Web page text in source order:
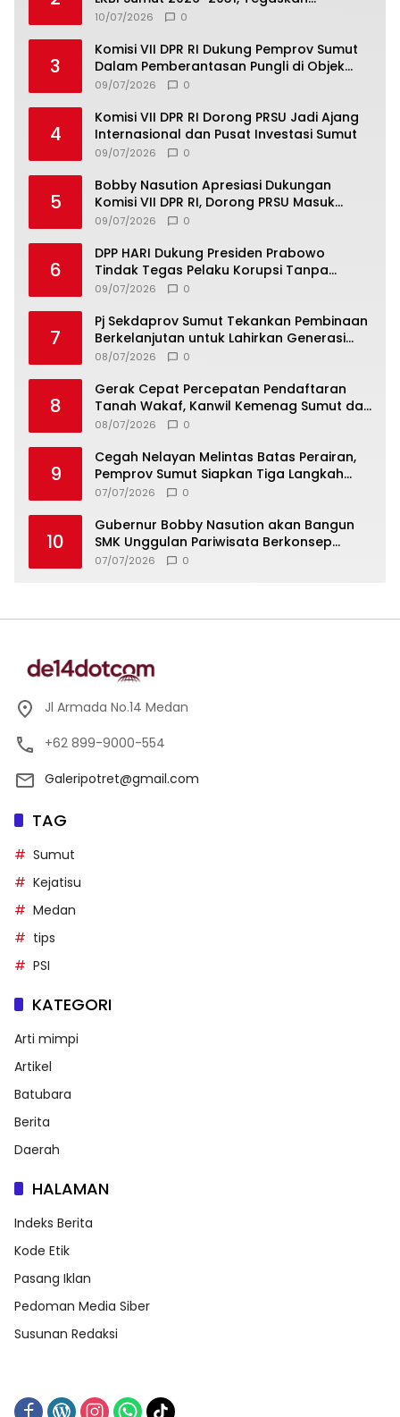
Komitmen Perkuat Toleransi dan
10/07/2026 0
3
Komisi VII DPR RI Dukung Pemprov Sumut
Dalam Pemberantasan Pungli di Objek
Wisata
09/07/2026 0
4
Komisi VII DPR RI Dorong PRSU Jadi Ajang
Internasional dan Pusat Investasi Sumut
09/07/2026 0
5
Bobby Nasution Apresiasi Dukungan
Komisi VII DPR RI, Dorong PRSU Masuk
Kalender Event Nasional
09/07/2026 0
6
DPP HARI Dukung Presiden Prabowo
Tindak Tegas Pelaku Korupsi Tanpa
Tebang Pilih
09/07/2026 0
7
Pj Sekdaprov Sumut Tekankan Pembinaan
Berkelanjutan untuk Lahirkan Generasi
Qurani Berkarakter
08/07/2026 0
8
Gerak Cepat Percepatan Pendaftaran
Tanah Wakaf, Kanwil Kemenag Sumut dan
Lintas Instansi Bahas Draf MoU
08/07/2026 0
9
Cegah Nelayan Melintas Batas Perairan,
Pemprov Sumut Siapkan Tiga Langkah
Strategis
07/07/2026 0
10
Gubernur Bobby Nasution akan Bangun
SMK Unggulan Pariwisata Berkonsep
Boarding School di Samosir
07/07/2026 0
Jl Armada No.14 Medan
+62 899-9000-554
Galeripotret@gmail.com
TAG
Sumut
Kejatisu
Medan
tips
PSI
KATEGORI
Arti mimpi
Artikel
Batubara
Berita
Daerah
HALAMAN
Indeks Berita
Kode Etik
Pasang Iklan
Pedoman Media Siber
Susunan Redaksi